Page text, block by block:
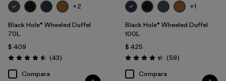
+2
Black Hole® Wheeled Duffel
70L
$ 409
Valoración: 4.5 / 5
(43Comentarios
)
Compara
+1
Black Hole® Wheeled Duffel
100L
$ 425
Valoración: 4.3 / 5
(59Comentarios
)
Compara